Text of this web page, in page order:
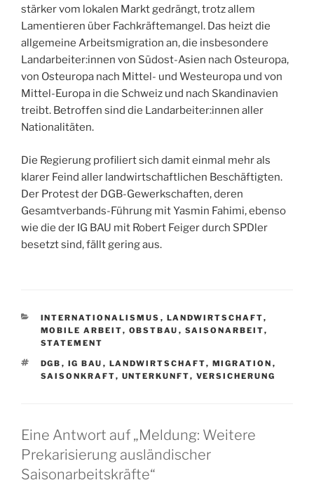
stärker vom lokalen Markt gedrängt, trotz allem
Lamentieren über Fachkräftemangel. Das heizt die
allgemeine Arbeitsmigration an, die insbesondere
Landarbeiter:innen von Südost-Asien nach Osteuropa,
von Osteuropa nach Mittel- und Westeuropa und von
Mittel-Europa in die Schweiz und nach Skandinavien
treibt. Betroffen sind die Landarbeiter:innen aller
Nationalitäten.
Die Regierung profiliert sich damit einmal mehr als
klarer Feind aller landwirtschaftlichen Beschäftigten.
Der Protest der DGB-Gewerkschaften, deren
Gesamtverbands-Führung mit Yasmin Fahimi, ebenso
wie die der IG BAU mit Robert Feiger durch SPDler
besetzt sind, fällt gering aus.
KATEGORIEN
INTERNATIONALISMUS , LANDWIRTSCHAFT,
MOBILE ARBEIT, OBSTBAU , SAISONARBEIT,
STATEMENT
SCHLAGWÖRTER
DGB , IG BAU , LANDWIRTSCHAFT, MIGRATION ,
SAISONKRAFT, UNTERKUNFT, VERSICHERUNG
Eine Antwort auf „Meldung: Weitere
Prekarisierung ausländischer
Saisonarbeitskräfte“